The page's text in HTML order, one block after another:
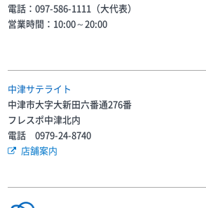
電話：097-586-1111（大代表）
営業時間：10:00～20:00
中津サテライト
中津市大字大新田六番通276番
フレスポ中津北内
電話 0979-24-8740
店舗案内